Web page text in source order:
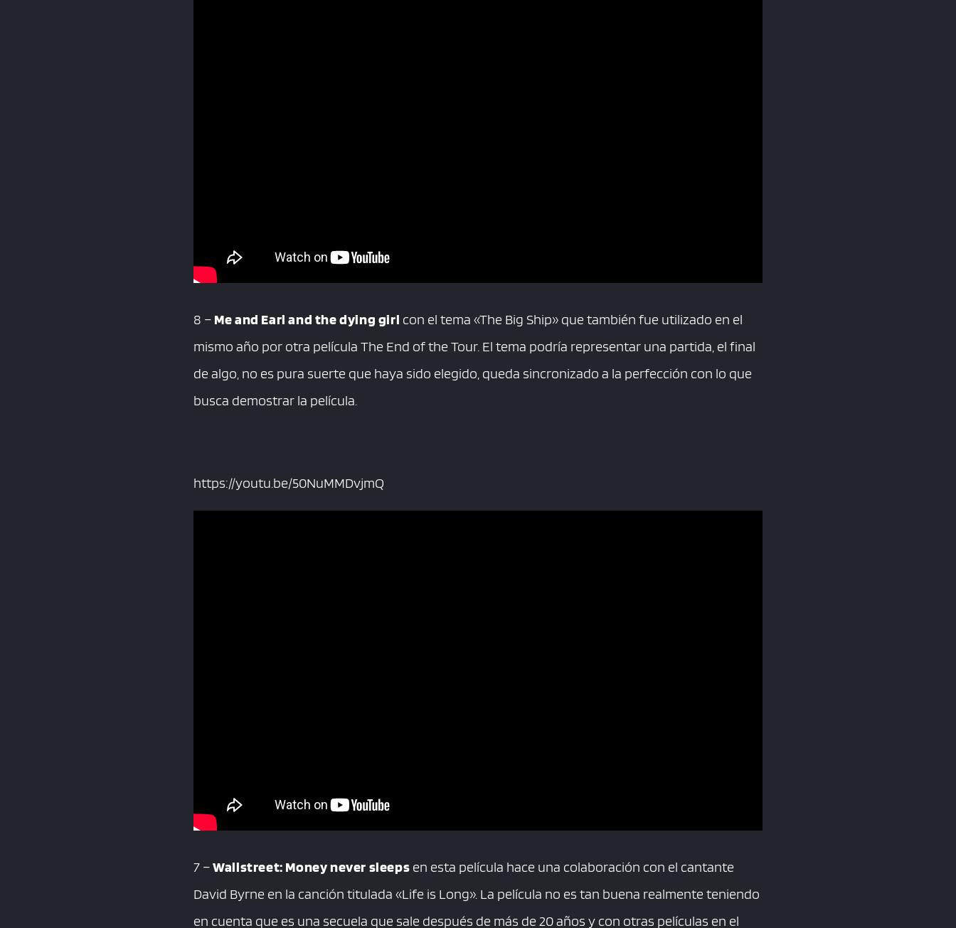
8 – Me and Earl and the dying girl con el tema «The Big Ship» que también fue utilizado en el
mismo año por otra película The End of the Tour. El tema podría representar una partida, el final
de algo, no es pura suerte que haya sido elegido, queda sincronizado a la perfección con lo que
busca demostrar la película.
https://youtu.be/50NuMMDvjmQ
7 –Wallstreet: Money never sleeps en esta película hace una colaboración con el cantante
David Byrne en la canción titulada «Life is Long». La película no es tan buena realmente teniendo
en cuenta que es una secuela que sale después de más de 20 años y con otras películas en el